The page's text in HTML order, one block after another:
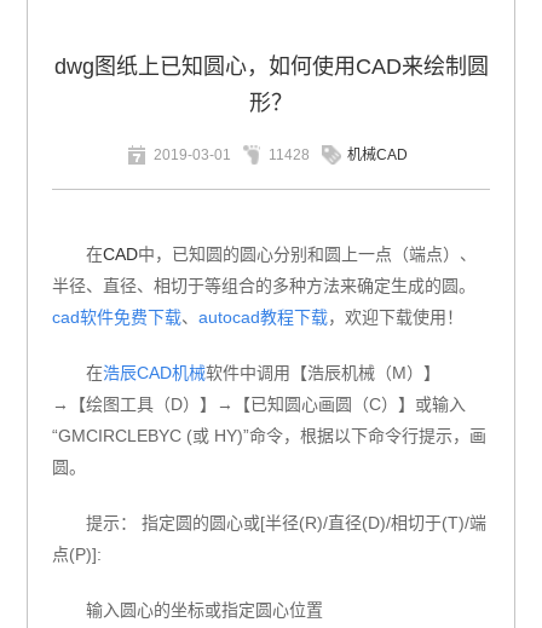
dwg图纸上已知圆心，如何使用CAD来绘制圆
形？
2019-03-01 11428 机械CAD
在CAD中，已知圆的圆心分别和圆上一点（端点）、
半径、直径、相切于等组合的多种方法来确定生成的圆。
cad软件免费下载、autocad教程下载，欢迎下载使用！
在浩辰CAD机械软件中调用【浩辰机械（M）】
→【绘图工具（D）】→【已知圆心画圆（C）】或输入
“GMCIRCLEBYC (或 HY)”命令，根据以下命令行提示，画
圆。
提示： 指定圆的圆心或[半径(R)/直径(D)/相切于(T)/端
点(P)]:
输入圆心的坐标或指定圆心位置